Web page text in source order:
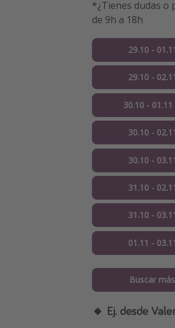
*¿Tienes dudas o
de 9h a 18h
29.10 -
29.10 -
30.10 -
30.10 -
30.10 -
31.10 -
31.10 -
01.11 -
Buscar
🔸 Ej. desde